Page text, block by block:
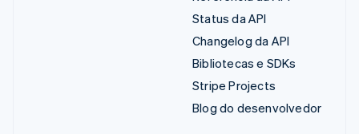
Status da API
Changelog da API
Bibliotecas e SDKs
Stripe Projects
Blog do desenvolvedor